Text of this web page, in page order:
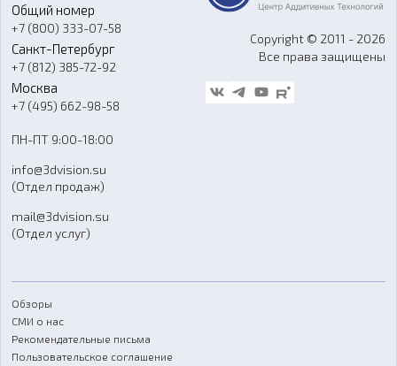
Программное обеспечение
Ремонт и услуги
О компании
Контакты
Гос. закупки
Стать дилером
Блог
FAQ
Общий номер
+7 (800) 333-07-58
Санкт-Петербург
+7 (812) 385-72-92
Москва
+7 (495) 662-98-58
ПН-ПТ 9:00-18:00
info@3dvision.su
(Отдел продаж)
mail@3dvision.su
(Отдел услуг)
Copyright © 2011 - 2026
Все права защищены
Обзоры
СМИ о нас
Рекомендательные письма
Пользовательское соглашение